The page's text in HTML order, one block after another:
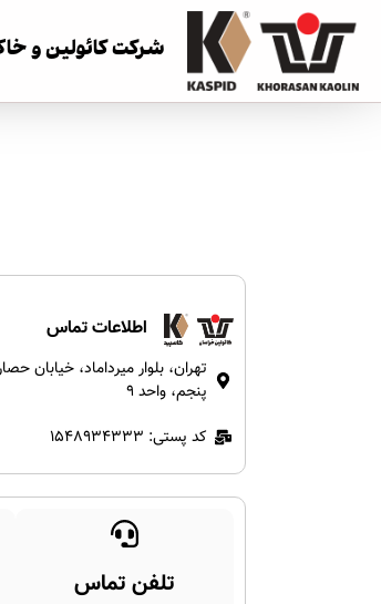
شرکتکائولینوخا
اطلاعات تماس
پنجم، واحد 9
کد پستی: 1548934333
تلفن تماس